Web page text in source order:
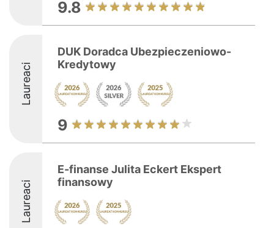
9.8
Laureaci
DUK Doradca Ubezpieczeniowo-
Kredytowy
9
Laureaci
E-finanse Julita Eckert Ekspert
finansowy